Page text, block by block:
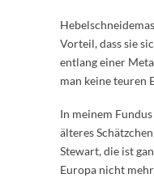
Vorteil, dass sie
entlang einer
man keine teuren
In meinem
älteres
Stewart, die ist
Europa nicht